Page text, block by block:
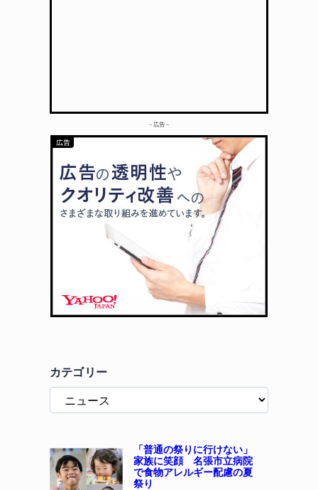
– 広告 –
カテゴリー
「普通の祭りに行けない」
家族に笑顔 名張市立病院
で食物アレルギー配慮の夏
祭り